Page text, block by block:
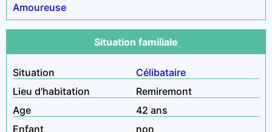
Amoureuse
Situation familiale
Situation
Célibataire
Lieu d'habitation
Remiremont
Age
42 ans
Enfant
non